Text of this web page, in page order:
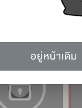
เก็บไว้อ่าน
อยู่หน้าเดิม